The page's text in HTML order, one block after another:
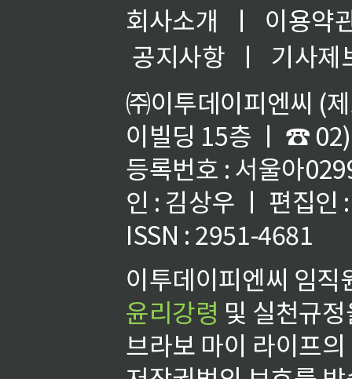
회사소개 ㅣ
이용약
공지사항
ㅣ
기사제
㈜이투데이피엔씨 (
이빌딩 15층 ㅣ ☎
등록번호 : 서울아
인 : 김상우 ㅣ 편집인
ISSN : 2951-4681
이투데이피엔씨 임
윤리강령 및 실천규
브라보 마이 라이프